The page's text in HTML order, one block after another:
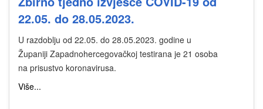
22.05. do 28.05.2023.
U razdoblju od 22.05. do 28.05.2023. godine u
Županiji Zapadnohercegovačkoj testirana je 21 osoba
na prisustvo koronavirusa.
Više...